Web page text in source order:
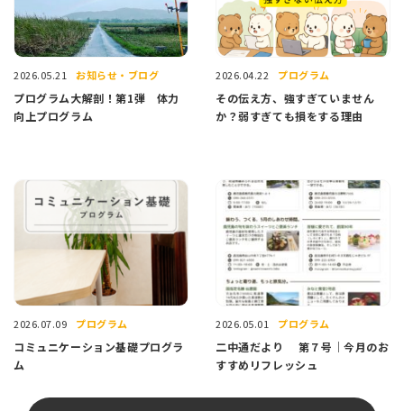
2026.05.21 お知らせ・ブログ
プログラム大解剖！第1弾 体力
向上プログラム
2026.04.22 プログラム
その伝え方、強すぎていません
か？弱すぎても損をする理由
2026.07.09 プログラム
コミュニケーション基礎プログラ
ム
2026.05.01 プログラム
二中通だより 第７号｜今月のお
すすめリフレッシュ